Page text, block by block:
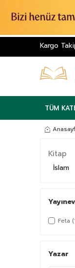
Kargo
TÜM
Kitap
İslam
Feta
Yazar